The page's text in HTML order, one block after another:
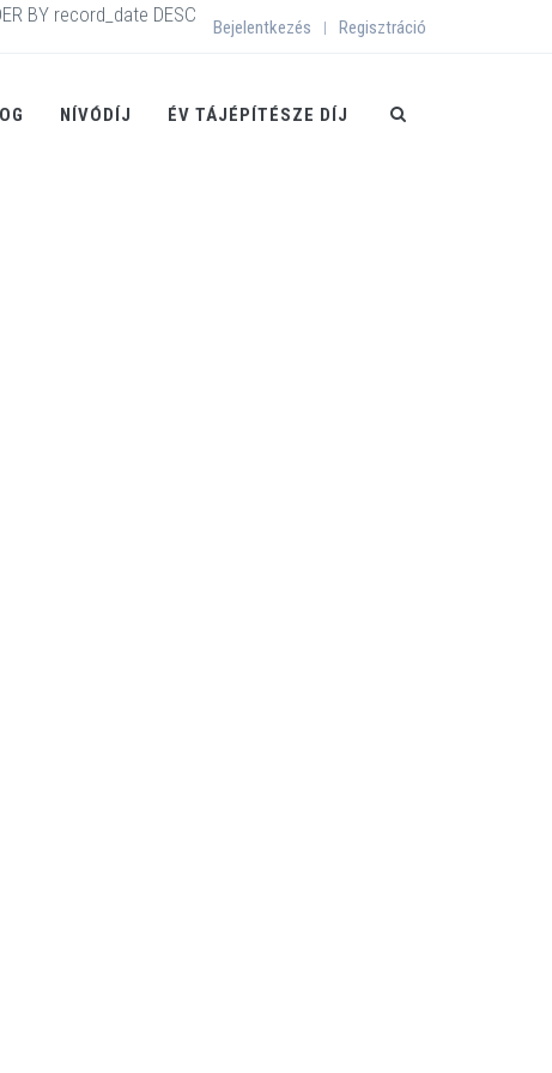
Bejelentkezés | Regisztráció
NÍVÓDÍJ ÉV TÁJÉPÍTÉSZE DÍJ
BY record_date DESC